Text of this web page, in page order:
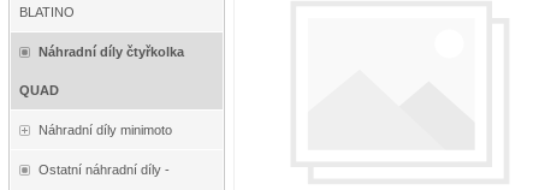
BLATINO
Náhradní díly čtyřkolka
QUAD
Náhradní díly minimoto
Ostatní náhradní díly -